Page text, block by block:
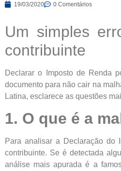
19/03/2020 0 Comentários
Um simples
contribuinte
Declarar o Imposto de Renda
documento para não cair na
Latina, esclarece as questões
1. O que é a
Para analisar a Declaração do
contribuinte. Se é detectada
análise mais apurada é a